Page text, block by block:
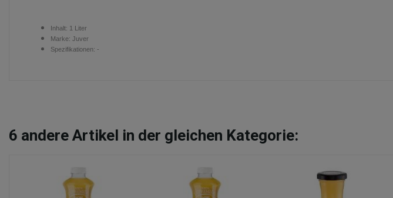
Inhalt: 1 Liter
Marke: Juver
Spezifikationen: -
6 andere Artikel in der gleichen Kategorie: